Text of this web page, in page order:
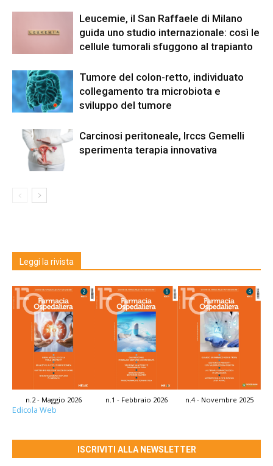
Leucemie, il San Raffaele di Milano
guida uno studio internazionale: così le
cellule tumorali sfuggono al trapianto
Tumore del colon-retto, individuato
collegamento tra microbiota e
sviluppo del tumore
Carcinosi peritoneale, Irccs Gemelli
sperimenta terapia innovativa
Leggi la rivista
n.2 - Maggio 2026 n.1 - Febbraio 2026 n.4 - Novembre 2025
Edicola Web
ISCRIVITI ALLA NEWSLETTER